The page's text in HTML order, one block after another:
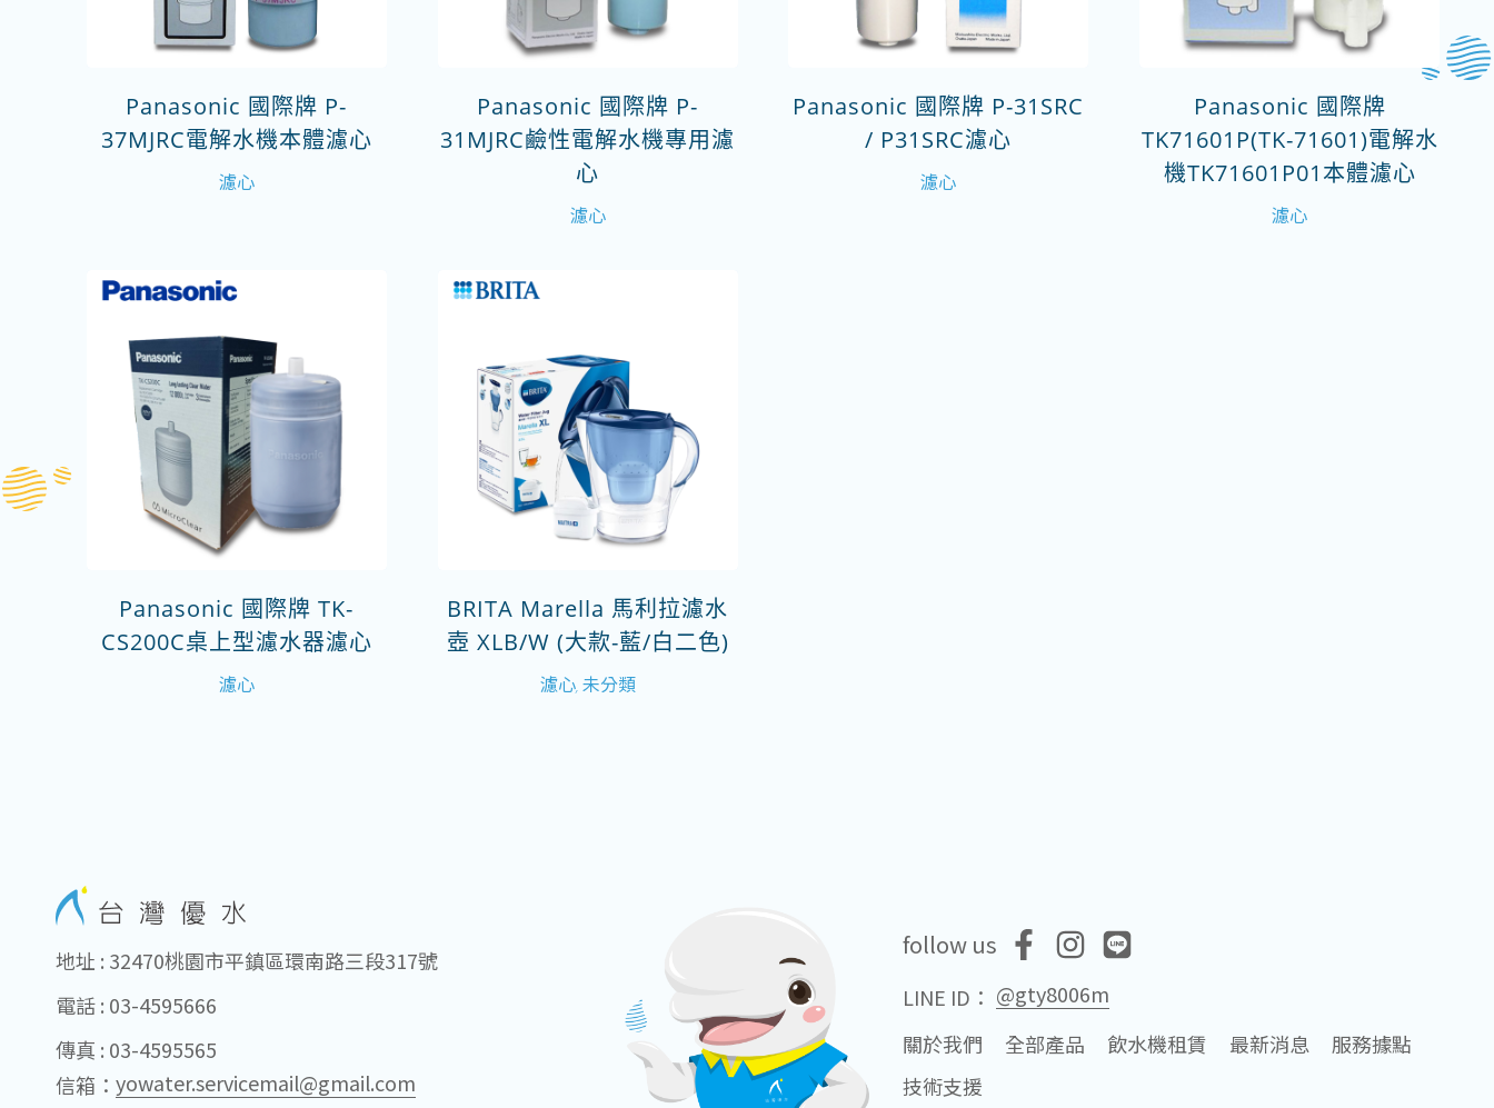
Panasonic 國際牌 P-
37MJRC電解水機本體濾心
濾心
Panasonic 國際牌 P-
31MJRC鹼性電解水機專用濾
心
濾心
Panasonic 國際牌 P-31SRC
/ P31SRC濾心
濾心
Panasonic 國際牌
TK71601P(TK-71601)電解水
機TK71601P01本體濾心
濾心
Panasonic 國際牌 TK-
CS200C桌上型濾水器濾心
濾心
BRITA Marella 馬利拉濾水
壺 XLB/W (大款-藍/白二色)
濾心, 未分類
地址 : 32470桃園市平鎮區環南路三段317號
電話 : 03-4595666
傳真 : 03-4595565
信箱： yowater.servicemail@gmail.com
follow us
LINE ID： @gty8006m
關於我們
全部產品 飲水機租賃 最新消息
服務據點
技術支援